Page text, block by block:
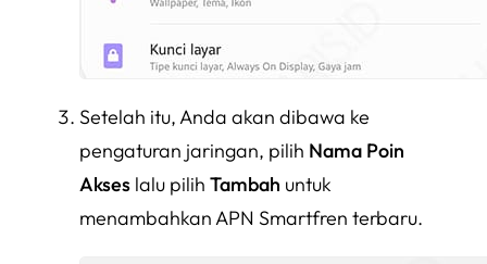
Setelah itu, Anda akan dibawa ke
pengaturan jaringan, pilih Nama Poin
Akses lalu pilih Tambah untuk
menambahkan APN Smartfren terbaru.